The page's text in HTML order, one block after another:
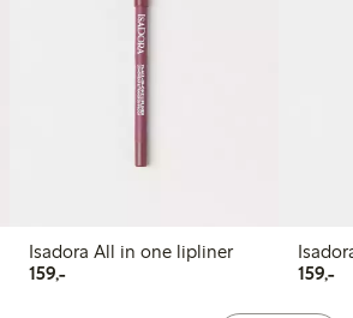
Isadora All in one lipliner
159,-159,00 kr
159,-